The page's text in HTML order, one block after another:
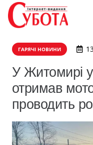
ГАРЯЧІ НОВИНИ
У Житомирі
отримав
проводить